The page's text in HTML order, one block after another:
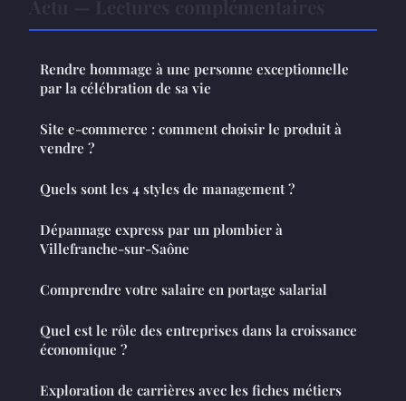
Rendre hommage à une personne exceptionnelle
par la célébration de sa vie
Site e-commerce : comment choisir le produit à
vendre ?
Quels sont les 4 styles de management ?
Dépannage express par un plombier à
Villefranche-sur-Saône
Comprendre votre salaire en portage salarial
Quel est le rôle des entreprises dans la croissance
économique ?
Exploration de carrières avec les fiches métiers